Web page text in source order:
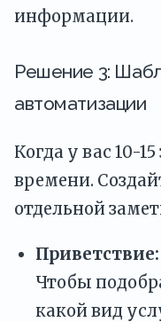
информации.
Решение 3:
автоматизации
Когда у вас 10-
времени.
отдельной
Приветствие:
Чтобы
какой вид